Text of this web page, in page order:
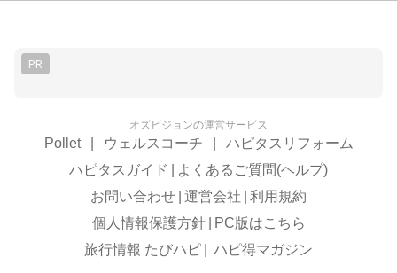
PR
オズビジョンの運営サービス
Pollet ウェルスコーチ
ハピタスリフォーム
ハピタスガイド
よくあるご質問(ヘルプ)
お問い合わせ 運営会社
利用規約
個人情報保護方針
PC版はこちら
旅行情報 たびハピ
ハピ得マガジン